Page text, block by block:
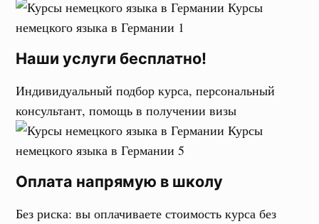
Наши услуги бесплатно!
Индивидуальный подбор курса, персональный
консультант, помощь в получении визы
Оплата напрямую в школу
Без риска: вы оплачиваете стоимость курса без